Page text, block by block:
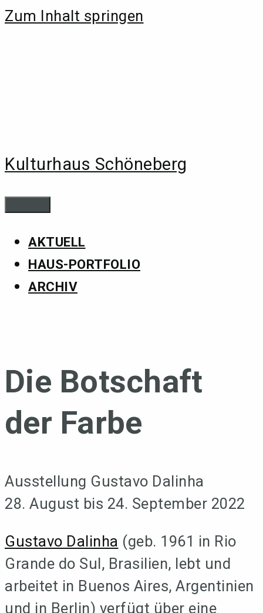
Zum Inhalt springen
Kulturhaus Schöneberg
AKTUELL
HAUS-PORTFOLIO
ARCHIV
Die Botschaft
der Farbe
Ausstellung Gustavo Dalinha
28. August bis 24. September 2022
Gustavo Dalinha (geb. 1961 in Rio
Grande do Sul, Brasilien, lebt und
arbeitet in Buenos Aires, Argentinien
und in Berlin) verfügt über eine